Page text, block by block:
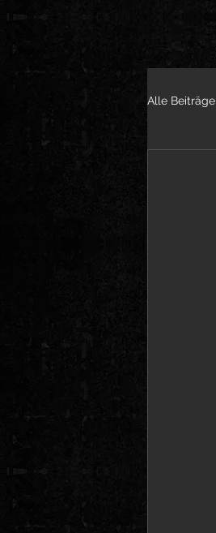
Alle Beiträge